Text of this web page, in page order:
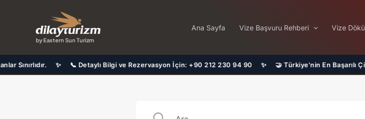
by Eastern Sun Turizm
Ana Sayfa Vize Başvuru Rehberi Vize
📞 Detaylı Bilgi ve Rezervasyon İçin: +90 212 230 94 90 ✨ 🤝 Türkiye'nin En Başarılı Çin Vize